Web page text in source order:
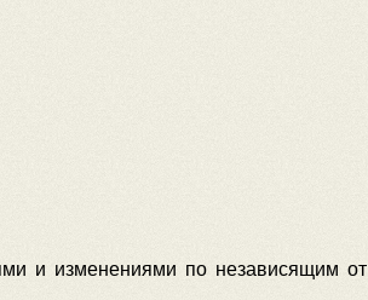
и изменениями по независящим от